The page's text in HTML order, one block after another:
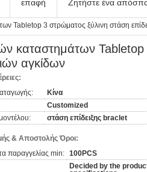
επαφή Ζητήστε ένα
Tabletop 3 στρώματος ξύλινη στάση
καταστημάτων
αγκίδων
Κίνα
Customized
στάση επίδειξης braclet
& Αποστολής Όροι:
παραγγελίας min: 100PCS
Decided by the